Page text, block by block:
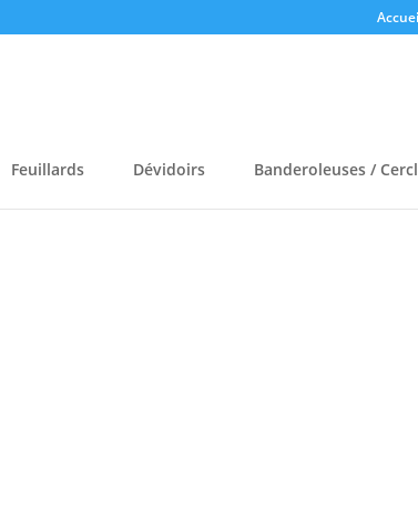
Feuillards Dévidoirs Banderoleuses /